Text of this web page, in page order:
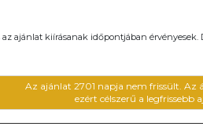
ajánlat kiírásanak időpontjában érvényesek.
Az ajánlat 2701 napja nem frissült.
ezért célszerű a legfrissebb